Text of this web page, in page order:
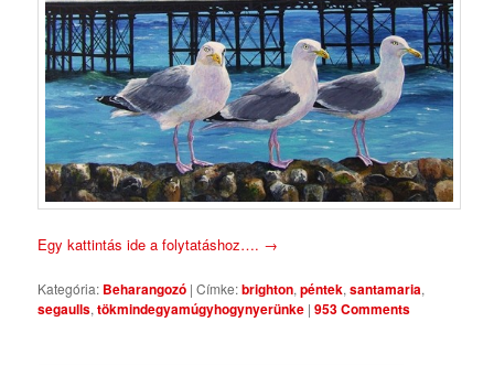
Egy kattintás ide a folytatáshoz…. →
Kategória: Beharangozó |Címke:brighton,péntek,santamaria,
segaulls,tökmindegyamúgyhogynyerünke |953 Comments